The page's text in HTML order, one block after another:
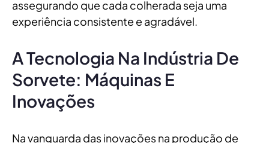
assegurando que cada colherada seja uma
experiência consistente e agradável.
A Tecnologia Na Indústria De
Sorvete: Máquinas E
Inovações
Na vanguarda das inovações na produção de